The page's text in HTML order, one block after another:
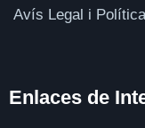
Avís Legal i
Enlaces de I